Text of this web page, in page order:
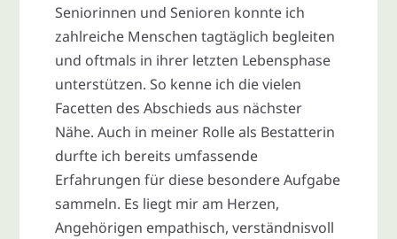
Seniorinnen und Senioren konnte ich
zahlreiche Menschen tagtäglich begleiten
und oftmals in ihrer letzten Lebensphase
unterstützen. So kenne ich die vielen
Facetten des Abschieds aus nächster
Nähe. Auch in meiner Rolle als Bestatterin
durfte ich bereits umfassende
Erfahrungen für diese besondere Aufgabe
sammeln. Es liegt mir am Herzen,
Angehörigen empathisch, verständnisvoll